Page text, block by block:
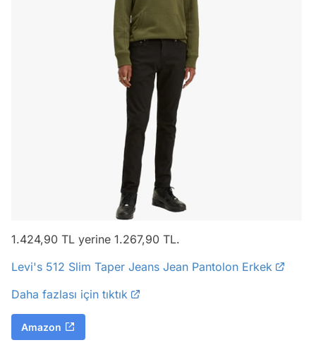
1.424,90 TL yerine 1.267,90 TL.
Levi's 512 Slim Taper Jeans Jean Pantolon Erkek
Daha fazlası için tıktık
Amazon